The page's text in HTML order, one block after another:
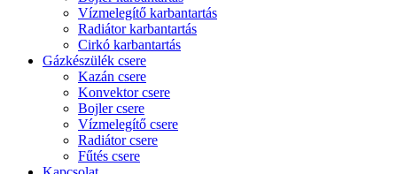
Vízmelegítő karbantartás
Radiátor karbantartás
Cirkó karbantartás
Gázkészülék csere
Kazán csere
Konvektor csere
Bojler csere
Vízmelegítő csere
Radiátor csere
Fűtés csere